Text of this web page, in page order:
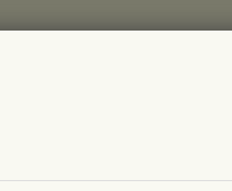
Výsledky aukcí